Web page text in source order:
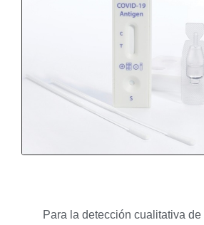
Para la detección cualitativa